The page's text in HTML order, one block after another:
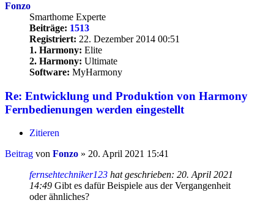
Fonzo
Smarthome Experte
Beiträge: 1513
Registriert: 22. Dezember 2014 00:51
1. Harmony: Elite
2. Harmony: Ultimate
Software: MyHarmony
Re: Entwicklung und Produktion von Harmony
Fernbedienungen werden eingestellt
Zitieren
Beitrag von Fonzo » 20. April 2021 15:41
fernsehtechniker123 hat geschrieben: 20. April 2021
14:49 Gibt es dafür Beispiele aus der Vergangenheit
oder ähnliches?